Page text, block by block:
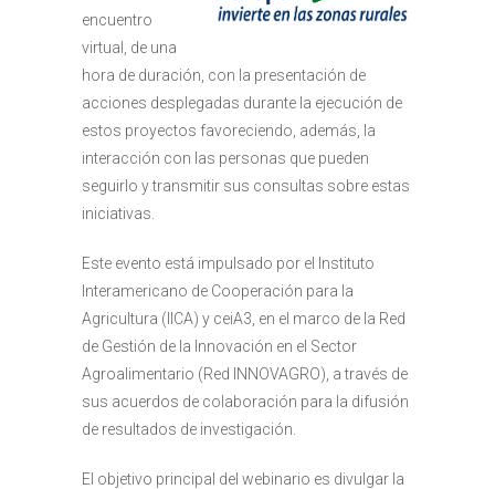
encuentro
virtual, de una
hora de duración, con la presentación de
acciones desplegadas durante la ejecución de
estos proyectos favoreciendo, además, la
interacción con las personas que pueden
seguirlo y transmitir sus consultas sobre estas
iniciativas.
Este evento está impulsado por el Instituto
Interamericano de Cooperación para la
Agricultura (IICA) y ceiA3, en el marco de la Red
de Gestión de la Innovación en el Sector
Agroalimentario (Red INNOVAGRO), a través de
sus acuerdos de colaboración para la difusión
de resultados de investigación.
El objetivo principal del webinario es divulgar la